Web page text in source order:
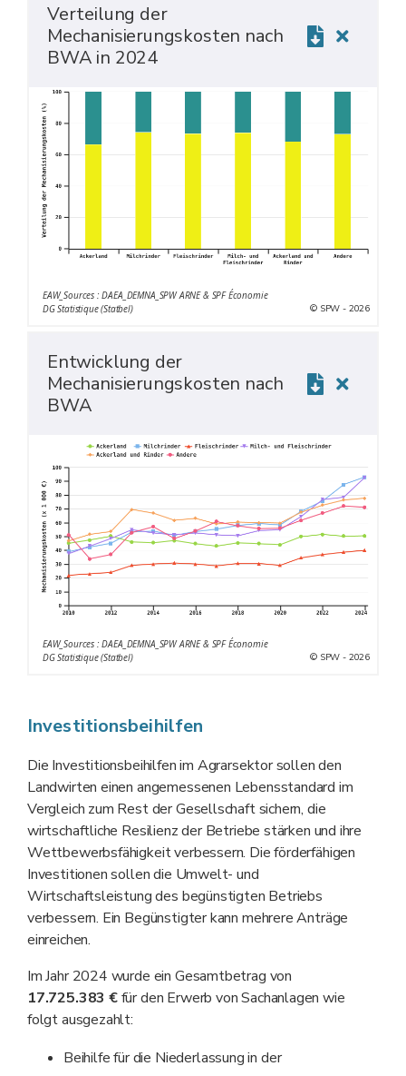
Verteilung der
Mechanisierungskosten nach
BWA in 2024
EAW_Sources : DAEA_DEMNA_SPW ARNE & SPF Économie
DG Statistique (Statbel)
© SPW - 2026
Entwicklung der
Mechanisierungskosten nach
BWA
EAW_Sources : DAEA_DEMNA_SPW ARNE & SPF Économie
DG Statistique (Statbel)
© SPW - 2026
Investitionsbeihilfen
Die Investitionsbeihilfen im Agrarsektor sollen den
Landwirten einen angemessenen Lebensstandard im
Vergleich zum Rest der Gesellschaft sichern, die
wirtschaftliche Resilienz der Betriebe stärken und ihre
Wettbewerbsfähigkeit verbessern. Die förderfähigen
Investitionen sollen die Umwelt- und
Wirtschaftsleistung des begünstigten Betriebs
verbessern. Ein Begünstigter kann mehrere Anträge
einreichen.
Im Jahr 2024 wurde ein Gesamtbetrag von
17.725.383 €für den Erwerb von Sachanlagen wie
folgt ausgezahlt:
Beihilfe für die Niederlassung in der